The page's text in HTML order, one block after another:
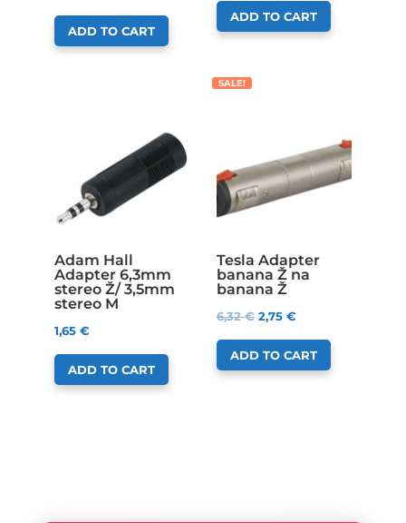
ADD TO CART
ADD TO CART
Adam Hall
Adapter 6,3mm
stereo Ž/ 3,5mm
stereo M
1,65 €
ADD TO CART
SALE!
Tesla Adapter
banana Ž na
banana Ž
6,32€ 2,75 €
ADD TO CART